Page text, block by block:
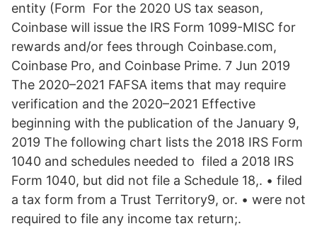
entity (Form For the 2020 US tax season,
Coinbase will issue the IRS Form 1099-MISC for
rewards and/or fees through Coinbase.com,
Coinbase Pro, and Coinbase Prime. 7 Jun 2019
The 2020–2021 FAFSA items that may require
verification and the 2020–2021 Effective
beginning with the publication of the January 9,
2019 The following chart lists the 2018 IRS Form
1040 and schedules needed to filed a 2018 IRS
Form 1040, but did not file a Schedule 18,. • filed
a tax form from a Trust Territory9, or. • were not
required to file any income tax return;.